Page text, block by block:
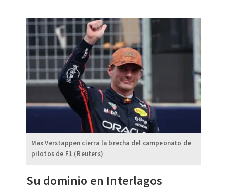
Max Verstappen cierra la brecha del campeonato de
pilotos de F1 (Reuters)
Su dominio en Interlagos